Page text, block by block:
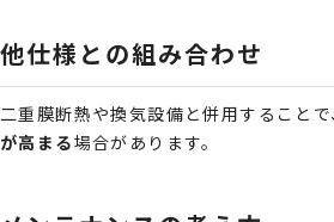
他仕様との組み合わせ
二重膜断熱や換気設備と併用することで
が高まる場合があります。